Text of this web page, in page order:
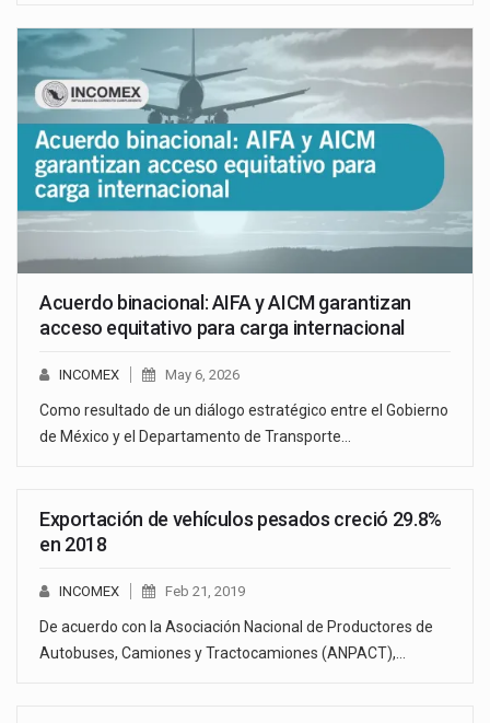
Acuerdo binacional: AIFA y AICM garantizan
acceso equitativo para carga internacional
INCOMEX May 6, 2026
Como resultado de un diálogo estratégico entre el Gobierno
de México y el Departamento de Transporte…
Exportación de vehículos pesados creció 29.8%
en 2018
INCOMEX Feb 21, 2019
De acuerdo con la Asociación Nacional de Productores de
Autobuses, Camiones y Tractocamiones (ANPACT),…